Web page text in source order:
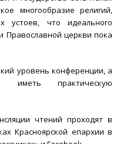
многообразие религий,
устоев, что идеального
Православной церкви пока
уровень конференции, а
практическую
чтений проходят в
Красноярской епархии в